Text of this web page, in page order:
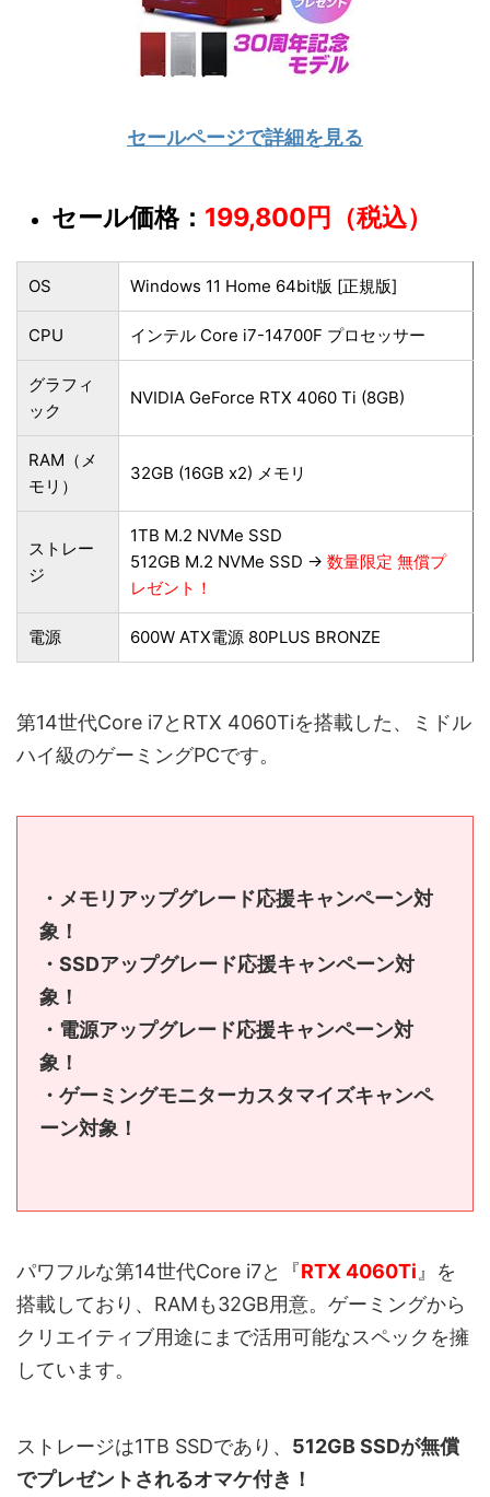
セールページで詳細を見る
セール価格： 199,800円（税込）
OS Windows 11 Home 64bit版 [正規版]
CPU インテル Core i7-14700F プロセッサー
グラフィ
ック
NVIDIA GeForce RTX 4060 Ti (8GB)
RAM（メ
モリ）
32GB (16GB x2) メモリ
ストレー
ジ
1TB M.2 NVMe SSD
512GB M.2 NVMe SSD → 数量限定 無償プ
レゼント！
電源 600W ATX電源 80PLUS BRONZE
第14世代Core i7とRTX 4060Tiを搭載した、ミドル
ハイ級のゲーミングPCです。
・メモリアップグレード応援キャンペーン対
象！
・SSDアップグレード応援キャンペーン対
象！
・電源アップグレード応援キャンペーン対
象！
・ゲーミングモニターカスタマイズキャンペ
ーン対象！
パワフルな第14世代Core i7と『RTX 4060Ti 』を
搭載しており、RAMも32GB用意。ゲーミングから
クリエイティブ用途にまで活用可能なスペックを擁
しています。
ストレージは1TB SSDであり、 512GB SSDが無償
でプレゼントされるオマケ付き！